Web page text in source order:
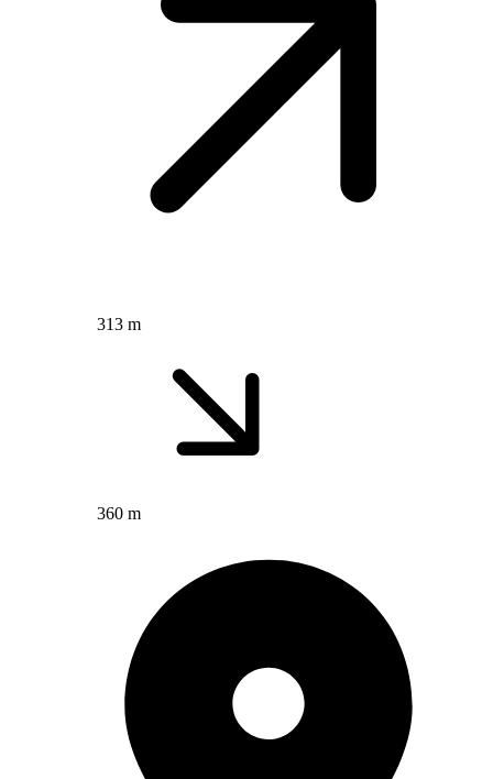
313 m
360 m